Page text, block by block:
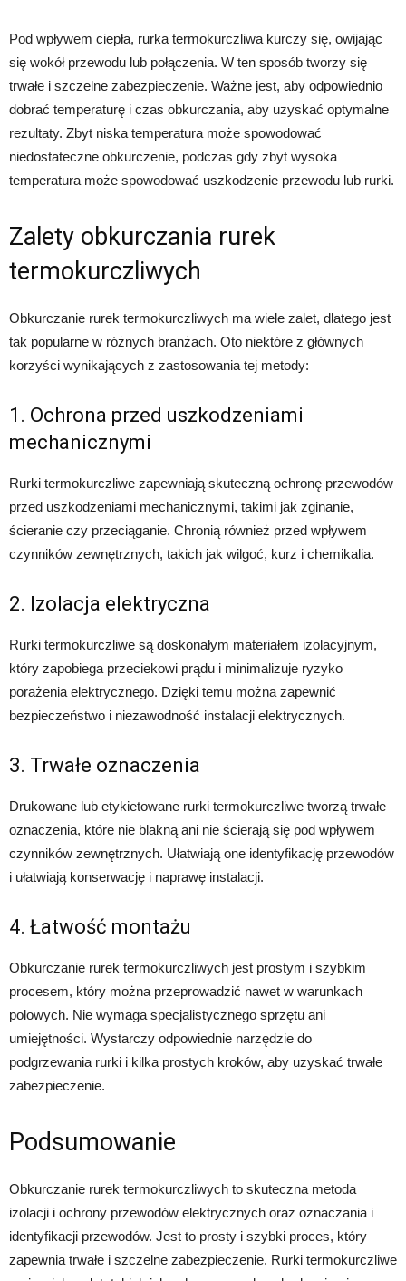
Pod wpływem ciepła, rurka termokurczliwa kurczy się, owijając
się wokół przewodu lub połączenia. W ten sposób tworzy się
trwałe i szczelne zabezpieczenie. Ważne jest, aby odpowiednio
dobrać temperaturę i czas obkurczania, aby uzyskać optymalne
rezultaty. Zbyt niska temperatura może spowodować
niedostateczne obkurczenie, podczas gdy zbyt wysoka
temperatura może spowodować uszkodzenie przewodu lub rurki.
Zalety obkurczania rurek
termokurczliwych
Obkurczanie rurek termokurczliwych ma wiele zalet, dlatego jest
tak popularne w różnych branżach. Oto niektóre z głównych
korzyści wynikających z zastosowania tej metody:
1. Ochrona przed uszkodzeniami
mechanicznymi
Rurki termokurczliwe zapewniają skuteczną ochronę przewodów
przed uszkodzeniami mechanicznymi, takimi jak zginanie,
ścieranie czy przeciąganie. Chronią również przed wpływem
czynników zewnętrznych, takich jak wilgoć, kurz i chemikalia.
2. Izolacja elektryczna
Rurki termokurczliwe są doskonałym materiałem izolacyjnym,
który zapobiega przeciekowi prądu i minimalizuje ryzyko
porażenia elektrycznego. Dzięki temu można zapewnić
bezpieczeństwo i niezawodność instalacji elektrycznych.
3. Trwałe oznaczenia
Drukowane lub etykietowane rurki termokurczliwe tworzą trwałe
oznaczenia, które nie blakną ani nie ścierają się pod wpływem
czynników zewnętrznych. Ułatwiają one identyfikację przewodów
i ułatwiają konserwację i naprawę instalacji.
4. Łatwość montażu
Obkurczanie rurek termokurczliwych jest prostym i szybkim
procesem, który można przeprowadzić nawet w warunkach
polowych. Nie wymaga specjalistycznego sprzętu ani
umiejętności. Wystarczy odpowiednie narzędzie do
podgrzewania rurki i kilka prostych kroków, aby uzyskać trwałe
zabezpieczenie.
Podsumowanie
Obkurczanie rurek termokurczliwych to skuteczna metoda
izolacji i ochrony przewodów elektrycznych oraz oznaczania i
identyfikacji przewodów. Jest to prosty i szybki proces, który
zapewnia trwałe i szczelne zabezpieczenie. Rurki termokurczliwe